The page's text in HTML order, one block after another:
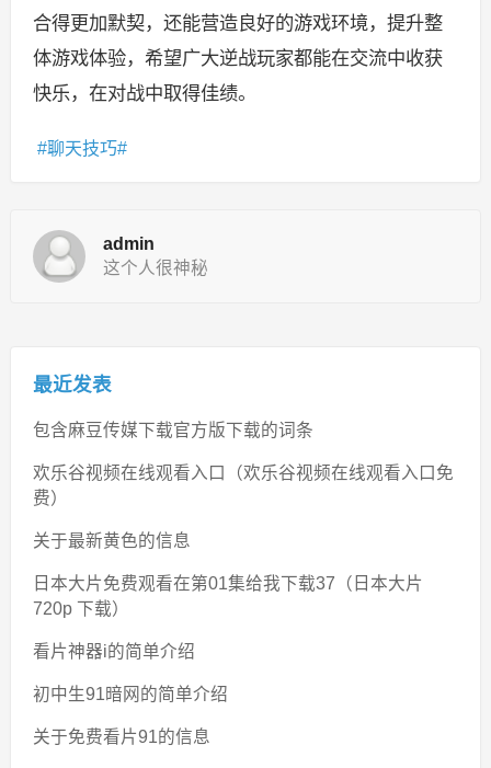
合得更加默契，还能营造良好的游戏环境，提升整
体游戏体验，希望广大逆战玩家都能在交流中收获
快乐，在对战中取得佳绩。
聊天技巧
admin
这个人很神秘
最近发表
包含麻豆传媒下载官方版下载的词条
欢乐谷视频在线观看入口（欢乐谷视频在线观看入口免
费）
关于最新黄色的信息
日本大片免费观看在第01集给我下载37（日本大片
720p 下载）
看片神器i的简单介绍
初中生91暗网的简单介绍
关于免费看片91的信息